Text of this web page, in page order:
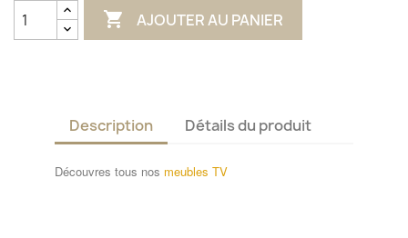
 AJOUTER AU PANIER
Description Détails du produit
Découvres tous nos meubles TV